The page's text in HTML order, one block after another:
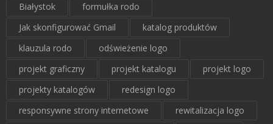
Białystok
formułka rodo
Jak skonfigurować Gmail
katalog produktów
klauzula rodo
odświeżenie logo
projekt graficzny
projekt katalogu
projekt logo
projekty katalogów
redesign logo
responsywne strony internetowe
rewitalizacja logo